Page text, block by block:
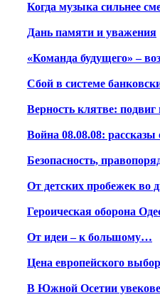
Когда музыка сильнее
Дань памяти и уважения
«Команда будущего» –
Сбой в системе
Верность клятве:
Война 08.08.08: рассказы
Безопасность,
От детских пробежек во
Героическая оборона
От идеи – к большому…
Цена европейского
В Южной Осетии